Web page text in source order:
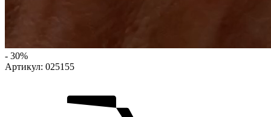
- 30%
Артикул: 025155